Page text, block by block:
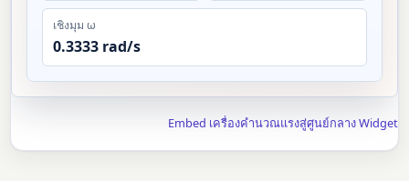
เชิงมุม ω
0.3333 rad/s
Embed เครื่องคำนวณแรงสู่ศูนย์กลาง Widget